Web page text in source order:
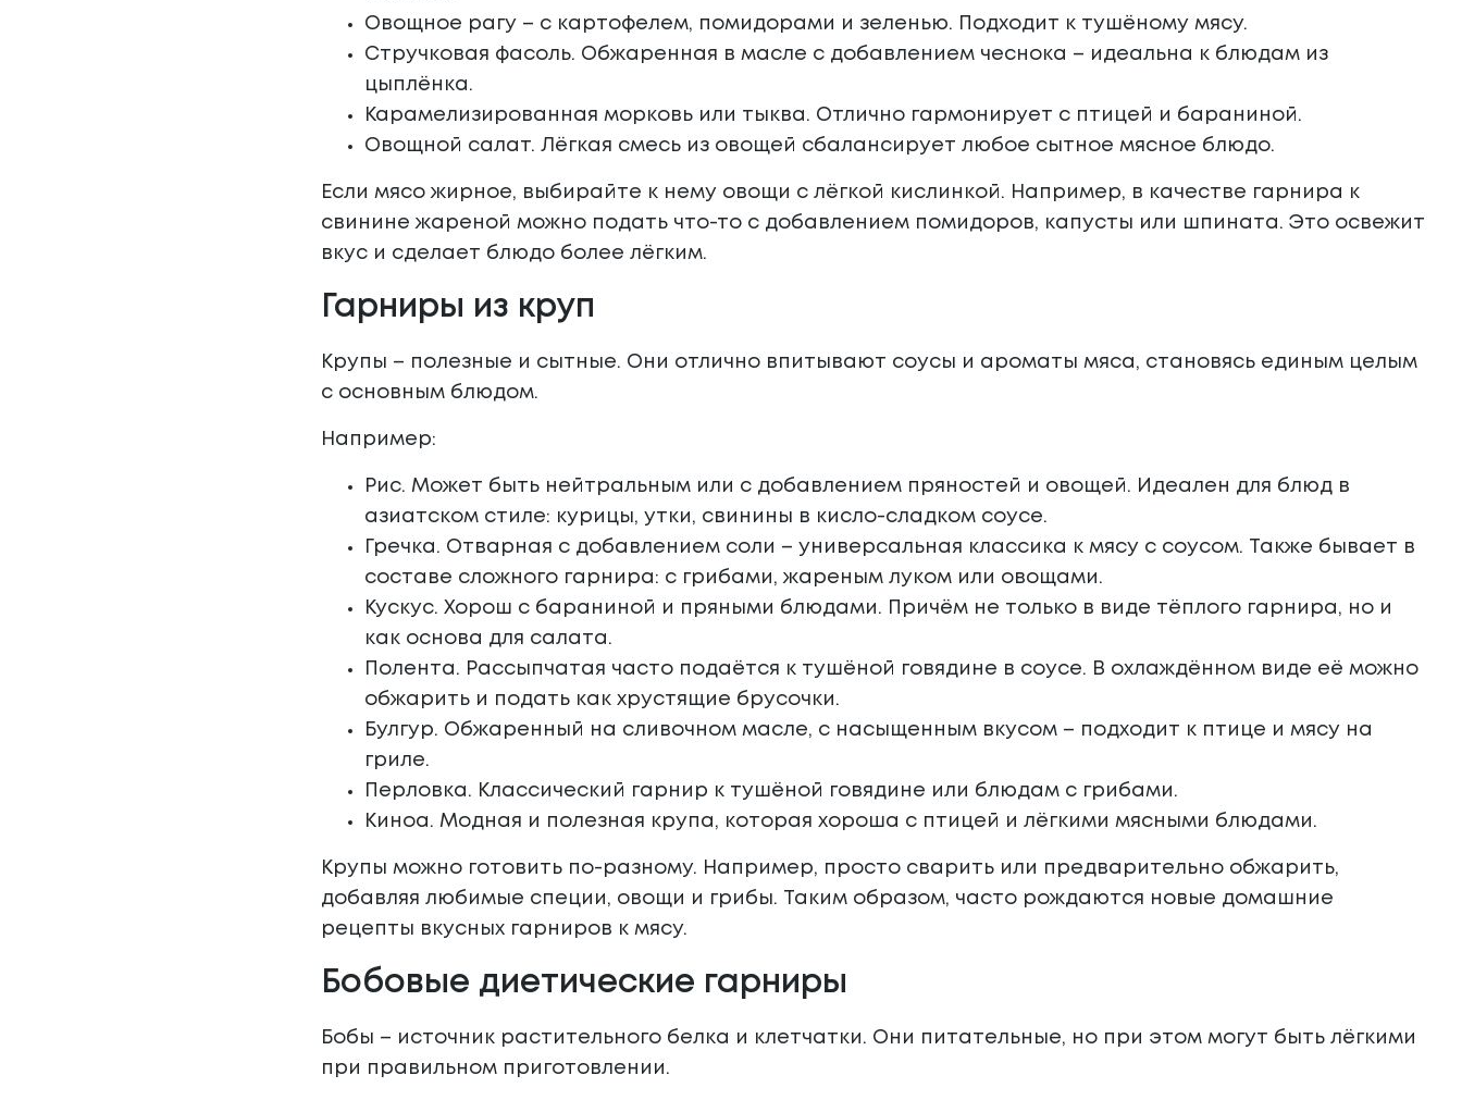
Овощное рагу – с картофелем, помидорами и зеленью. Подходит к тушёному мясу.
Стручковая фасоль. Обжаренная в масле с добавлением чеснока – идеальна к блюдам из
цыплёнка.
Карамелизированная морковь или тыква. Отлично гармонирует с птицей и бараниной.
Овощной салат. Лёгкая смесь из овощей сбалансирует любое сытное мясное блюдо.
Если мясо жирное, выбирайте к нему овощи с лёгкой кислинкой. Например, в качестве гарнира к
свинине жареной можно подать что-то с добавлением помидоров, капусты или шпината. Это освежит
вкус и сделает блюдо более лёгким.
Гарниры из круп
Крупы – полезные и сытные. Они отлично впитывают соусы и ароматы мяса, становясь единым целым
с основным блюдом.
Например:
Рис. Может быть нейтральным или с добавлением пряностей и овощей. Идеален для блюд в
азиатском стиле: курицы, утки, свинины в кисло-сладком соусе.
Гречка. Отварная с добавлением соли – универсальная классика к мясу с соусом. Также бывает в
составе сложного гарнира: с грибами, жареным луком или овощами.
Кускус. Хорош с бараниной и пряными блюдами. Причём не только в виде тёплого гарнира, но и
как основа для салата.
Полента. Рассыпчатая часто подаётся к тушёной говядине в соусе. В охлаждённом виде её можно
обжарить и подать как хрустящие брусочки.
Булгур. Обжаренный на сливочном масле, с насыщенным вкусом – подходит к птице и мясу на
гриле.
Перловка. Классический гарнир к тушёной говядине или блюдам с грибами.
Киноа. Модная и полезная крупа, которая хороша с птицей и лёгкими мясными блюдами.
Крупы можно готовить по-разному. Например, просто сварить или предварительно обжарить,
добавляя любимые специи, овощи и грибы. Таким образом, часто рождаются новые домашние
рецепты вкусных гарниров к мясу.
Бобовые диетические гарниры
Бобы – источник растительного белка и клетчатки. Они питательные, но при этом могут быть лёгкими
при правильном приготовлении.